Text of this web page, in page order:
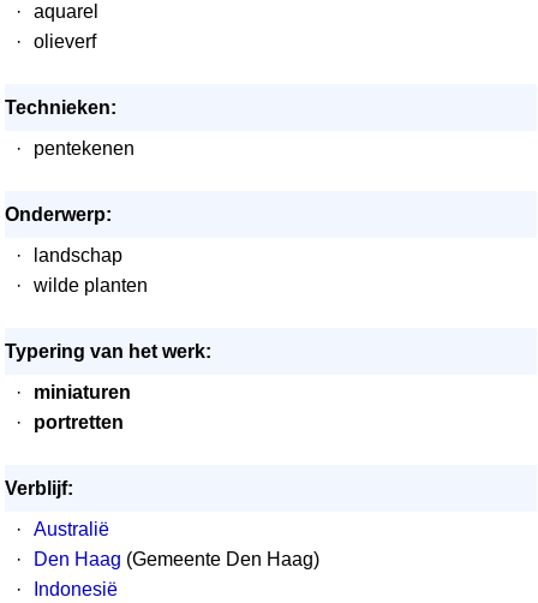
·
aquarel
·
olieverf
Technieken:
·
pentekenen
Onderwerp:
·
landschap
·
wilde planten
Typering van het werk:
·
miniaturen
·
portretten
Verblijf:
·
Australië
·
Den Haag (Gemeente Den Haag)
·
Indonesië